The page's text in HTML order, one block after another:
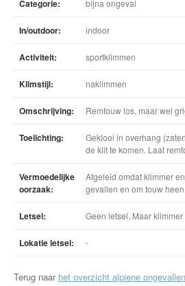
Categorie: bijna ongeval
In/outdoor: indoor
Activiteit: sportklimmen
Klimstijl: naklimmen
Omschrijving: Remtouw los, maar wel
Toelichting:
Geklooi in overhang
de klit te komen. Laat
Vermoedelijke
oorzaak:
Afgeleid omdat klimmer
gevallen en om touw
Letsel: Geen letsel. Maar klimmer
Lokatie letsel: -
Terug naar het overzicht alpiene ongevallen